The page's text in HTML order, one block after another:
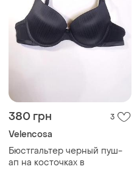
380 грн 3
Velencosa
Бюстгальтер черный пуш-
ап на косточках в